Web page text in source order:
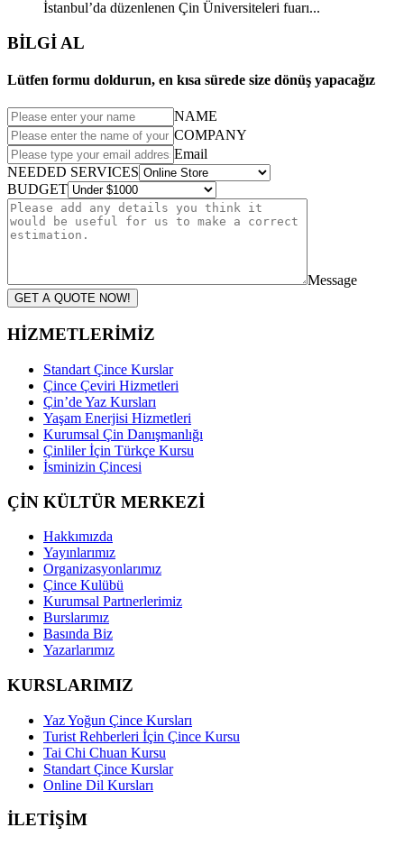
İstanbul’da düzenlenen Çin Üniversiteleri fuarı...
BİLGİ AL
Lütfen formu doldurun, en kısa sürede size dönüş yapacağız
NAME
COMPANY
Email
NEEDED SERVICES
BUDGET
Message
GET A QUOTE NOW!
HİZMETLERİMİZ
Standart Çince Kurslar
Çince Çeviri Hizmetleri
Çin’de Yaz Kursları
Yaşam Enerjisi Hizmetleri
Kurumsal Çin Danışmanlığı
Çinliler İçin Türkçe Kursu
İsminizin Çincesi
ÇİN KÜLTÜR MERKEZİ
Hakkımızda
Yayınlarımız
Organizasyonlarımız
Çince Kulübü
Kurumsal Partnerlerimiz
Burslarımız
Basında Biz
Yazarlarımız
KURSLARIMIZ
Yaz Yoğun Çince Kursları
Turist Rehberleri İçin Çince Kursu
Tai Chi Chuan Kursu
Standart Çince Kurslar
Online Dil Kursları
İLETİŞİM